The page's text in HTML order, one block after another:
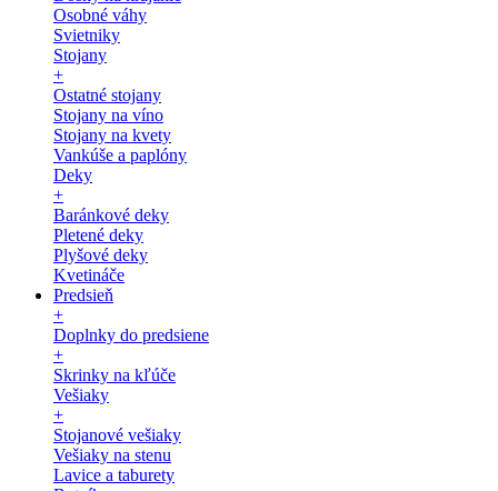
Osobné váhy
Svietniky
Stojany
+
Ostatné stojany
Stojany na víno
Stojany na kvety
Vankúše a paplóny
Deky
+
Baránkové deky
Pletené deky
Plyšové deky
Kvetináče
Predsieň
+
Doplnky do predsiene
+
Skrinky na kľúče
Vešiaky
+
Stojanové vešiaky
Vešiaky na stenu
Lavice a taburety